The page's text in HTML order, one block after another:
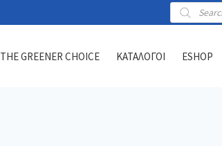
Products
search
THE GREENER CHOICE ΚΑΤΑΛΟΓΟΙ ESHOP